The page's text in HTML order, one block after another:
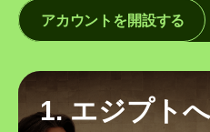
アカウントを開設する
1. エジプト